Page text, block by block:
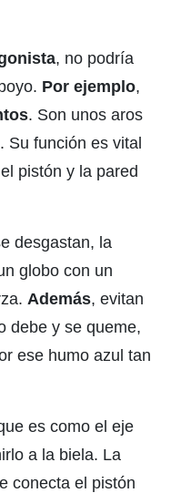
, no podría
Por ejemplo,
. Son unos aros
Su función es vital
pistón y la pared
desgastan, la
globo con un
Además, evitan
debe y se queme,
ese humo azul tan
es como el eje
a la biela. La
conecta el pistón